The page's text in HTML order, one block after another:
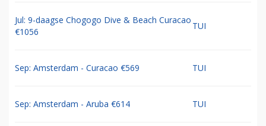
Jul: 9-daagse Chogogo Dive & Beach Curacao
€1056
TUI
Sep: Amsterdam - Curacao €569 TUI
Sep: Amsterdam - Aruba €614 TUI